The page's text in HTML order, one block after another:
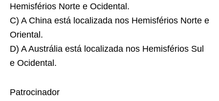
Hemisférios Norte e Ocidental.
C) A China está localizada nos Hemisférios Norte e
Oriental.
D) A Austrália está localizada nos Hemisférios Sul
e Ocidental.
Patrocinador